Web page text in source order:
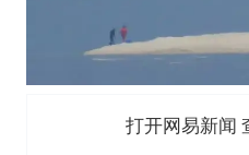
打开网易新闻